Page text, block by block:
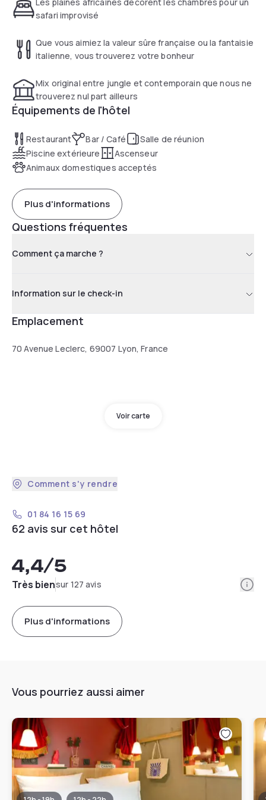
street art et dans nos restaurants
safari improvisé
Que vous aimiez la valeur sûre française ou la fantaisie
italienne, vous trouverez votre bonheur
Mix original entre jungle et contemporain que nous ne
trouverez nul part ailleurs
Équipements de l'hôtel
Restaurant Bar / Café
Salle de réunion
Piscine extérieure
Ascenseur
Animaux domestiques acceptés
Plus d'informations
Questions fréquentes
Comment ça marche ?
Information sur le check-in
Emplacement
70 Avenue Leclerc, 69007 Lyon, France
Voir carte
Comment s'y rendre
01 84 16 15 69
62 avis sur cet hôtel
4,4/5
Très biensur 127 avis
Plus d'informations
Vous pourriez aussi aimer